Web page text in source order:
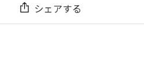
シェアする